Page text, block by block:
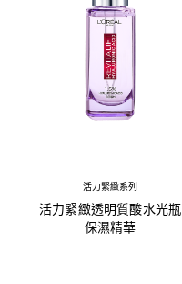
活力緊緻系列
活力緊緻透明質酸水光瓶
保濕精華